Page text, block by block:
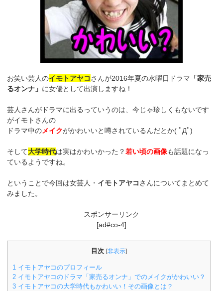
お笑い芸人のイモトアヤコさんが2016年夏の水曜日ドラマ 「家売
るオンナ」 に女優として出演しますね！
芸人さんがドラマに出るっていうのは、今じゃ珍しくもないです
がイモトさんの
ドラマ中のメイクがかわいいと噂されているんだとか( ﾟДﾟ)
そして大学時代は実はかわいかった？若い頃の画像も話題になっ
ているようですね。
ということで今回は女芸人・ イモトアヤコさんについてまとめて
みました。
スポンサーリンク
[ad#co-4]
目次 [非表示]
1 イモトアヤコのプロフィール
2 イモトアヤコのドラマ「家売るオンナ」でのメイクがかわいい？
3 イモトアヤコの大学時代もかわいい！その画像とは？